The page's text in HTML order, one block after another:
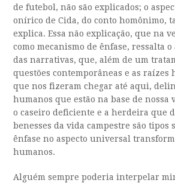
de futebol, não são explicados; o
onírico de Cida, do conto homônimo,
explica. Essa não explicação, que na
como mecanismo de ênfase, ressalta
das narrativas, que, além de um
questões contemporâneas e as raízes
que nos fizeram chegar até aqui,
humanos que estão na base de nossa
o caseiro deficiente e a herdeira que
benesses da vida campestre são tipos
ênfase no aspecto universal
humanos.
Alguém sempre poderia interpelar